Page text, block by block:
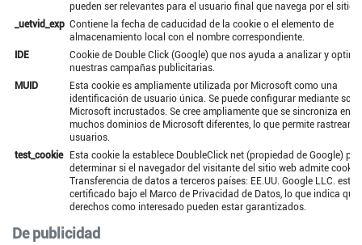
De publicidad
pueden ser relevantes para el usuario final que navega por el sitio.
_uetvid_exp Contiene la fecha de caducidad de la cookie o el elemento de
almacenamiento local con el nombre correspondiente.
IDE
Cookie de Double Click (Google) que nos ayuda a analizar y
nuestras campañas publicitarias.
MUID
Esta cookie es ampliamente utilizada por Microsoft como una
identificación de usuario única. Se puede configurar mediante
Microsoft incrustados. Se cree ampliamente que se sincroniza entre
muchos dominios de Microsoft diferentes, lo que permite rastrear a
usuarios.
test_cookie
Esta cookie la establece DoubleClick net (propiedad de Google)
determinar si el navegador del visitante del sitio web admite
Transferencia de datos a terceros países: EE.UU. Google LLC. está
certificado bajo el Marco de Privacidad de Datos, lo que indica que
derechos como interesado pueden estar garantizados.